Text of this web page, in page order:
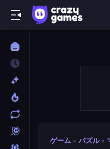
ゲーム » パズル »